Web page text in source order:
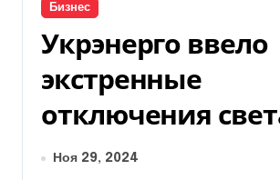
Бизнес
Укрэнерго ввело
экстренные
отключения
Ноя 29, 2024